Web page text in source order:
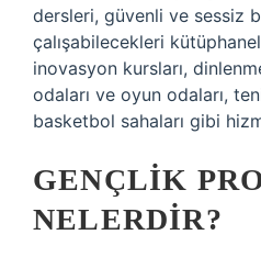
dersleri, güvenli ve sessiz
çalışabilecekleri
inovasyon kursları,
odaları ve oyun odaları,
basketbol sahaları gibi
GENÇLIK
NELERDIR?